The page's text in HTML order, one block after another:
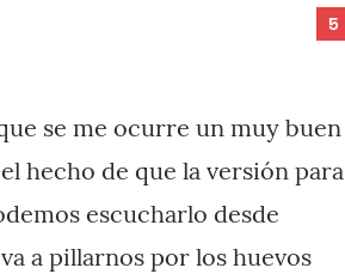
5
se me ocurre un muy buen
hecho de que la versión para
escucharlo desde
a pillarnos por los huevos